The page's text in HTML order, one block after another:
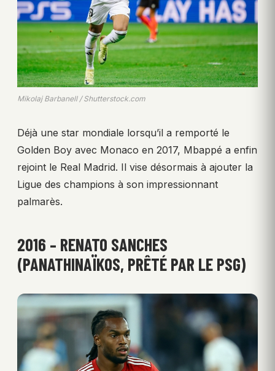
Mikolaj Barbanell / Shutterstock.com
Déjà une star mondiale lorsqu’il a remporté le
Golden Boy avec Monaco en 2017, Mbappé a enfin
rejoint le Real Madrid. Il vise désormais à ajouter la
Ligue des champions à son impressionnant
palmarès.
2016 – RENATO SANCHES
(PANATHINAÏKOS, PRÊTÉ PAR LE PSG)